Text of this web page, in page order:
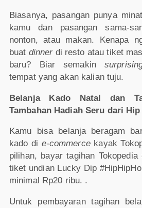
Biasanya, pasangan punya
kamu dan pasangan sama-
nonton, atau makan. Kenapa
buat dinner di resto atau tiket
baru? Biar semakin
tempat yang akan kalian tuju.
Belanja Kado Natal dan
Tambahan Hadiah Seru dari
Kamu bisa belanja beragam
kado di e-commerce kayak
pilihan, bayar tagihan
tiket undian Lucky Dip
minimal Rp20 ribu. .
Untuk pembayaran tagihan